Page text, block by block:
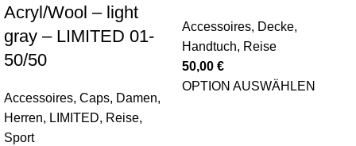
Acryl/Wool – light
gray – LIMITED 01-
50/50
Accessoires, Caps, Damen,
Herren, LIMITED, Reise,
Sport
Accessoires, Decke,
Handtuch, Reise
50,00 €
OPTION AUSWÄHLEN